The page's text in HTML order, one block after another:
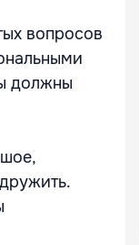
вопросов
должны